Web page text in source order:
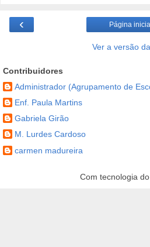
‹ Página inicial
Ver a versão
Contribuidores
Administrador (Agrupamento de
Enf. Paula Martins
Gabriela Girão
M. Lurdes Cardoso
carmen madureira
Com tecnologia do